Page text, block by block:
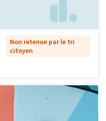
Non retenue par le tri
citoyen